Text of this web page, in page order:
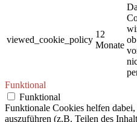
viewed_cookie_policy
12
Monate
Funktional
Funktional
Funktionale Cookies helfen
auszuführen (z.B. Teilen des